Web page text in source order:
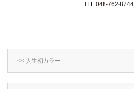
TEL 048-762-8744
<< 人生初カラー